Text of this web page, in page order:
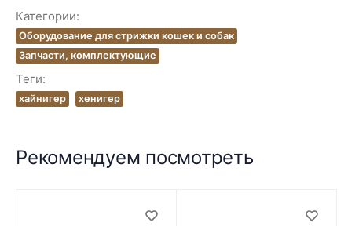
Категории:
Оборудование для стрижки кошек и собак
Запчасти, комплектующие
Теги:
хайнигер хенигер
Рекомендуем посмотреть